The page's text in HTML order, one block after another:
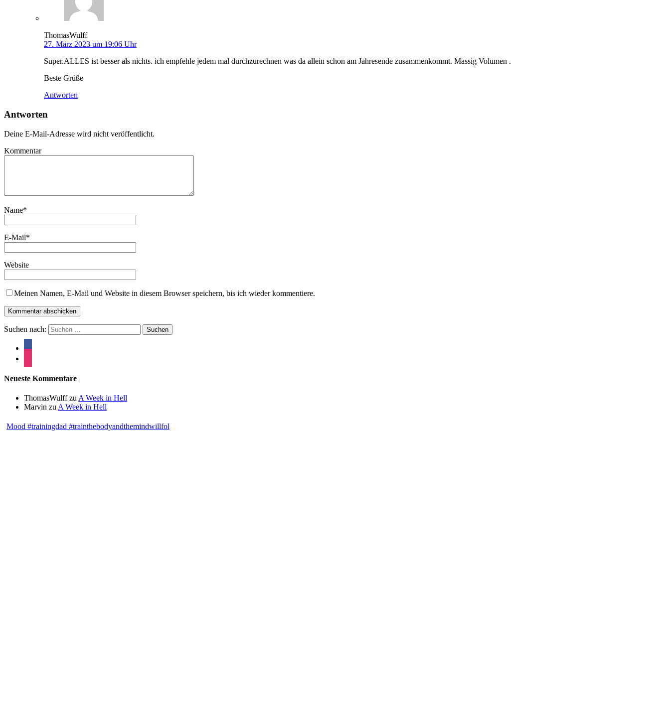
ThomasWulff
27. März 2023 um 19:06 Uhr
Super.ALLES ist besser als nichts. ich empfehle jedem mal durchzurechnen was da allein schon am Jahresende zusammenkommt. Massig Volumen .
Beste Grüße
Antworten
Antworten
Deine E-Mail-Adresse wird nicht veröffentlicht.
Kommentar
Name*
E-Mail*
Website
Meinen Namen, E-Mail und Website in diesem Browser speichern, bis ich wieder kommentiere.
Suchen nach:
Neueste Kommentare
ThomasWulffzu A Week in Hell
Marvin zu A Week in Hell
Mood #trainingdad #trainthebodyandthemindwillfol